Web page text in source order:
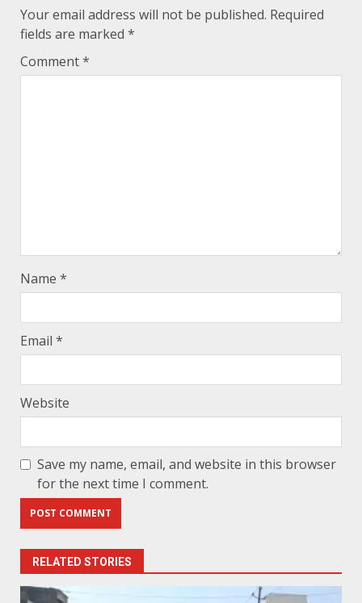
Your email address will not be published. Required
fields are marked *
Comment*
Name *
Email *
Website
Save my name, email, and website in this browser
for the next time I comment.
RELATED STORIES